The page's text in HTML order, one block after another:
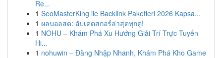
Re...
1 SeoMasterKing ile Backlink Paketleri 2026 Kapsa...
1 ผลบอลสด: อัปเดตสกอร์ล่าสุดทุกคู่!
1 NOHU – Khám Phá Xu Hướng Giải Trí Trực Tuyến
Hi...
1 nohuwin – Đăng Nhập Nhanh, Khám Phá Kho Game